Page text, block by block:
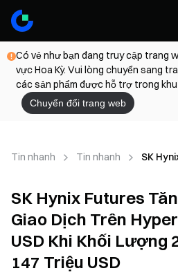
Có vẻ như bạn đang truy cập trang
vực Hoa Kỳ. Vui lòng chuyển sang
các sản phẩm được hỗ trợ trong
Chuyển đổi trang web
Tin nhanh Tin nhanh SK
SK Hynix Futures
Giao Dịch Trên
USD Khi Khối Lượng
147 Triệu USD